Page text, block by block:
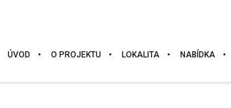
ÚVOD O PROJEKTU LOKALITA NABÍDKA